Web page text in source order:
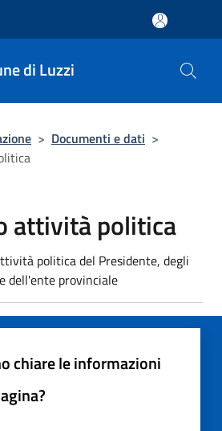
di Luzzi
> Documenti e dati >
attività politica
politica del Presidente, degli
dell'ente provinciale
chiare le informazioni